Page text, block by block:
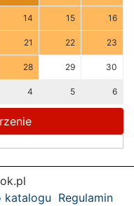
14 15 16
21 22 23
28 29 30
4 5 6
katalogu Regulamin